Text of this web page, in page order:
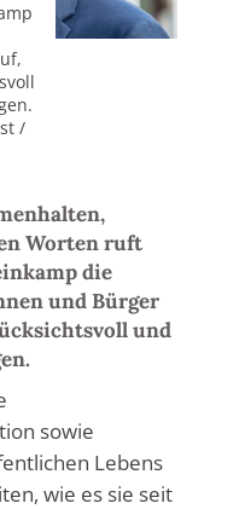
/
Worten ruft
die
und Bürger
und
sowie
Lebens
wie es sie seit